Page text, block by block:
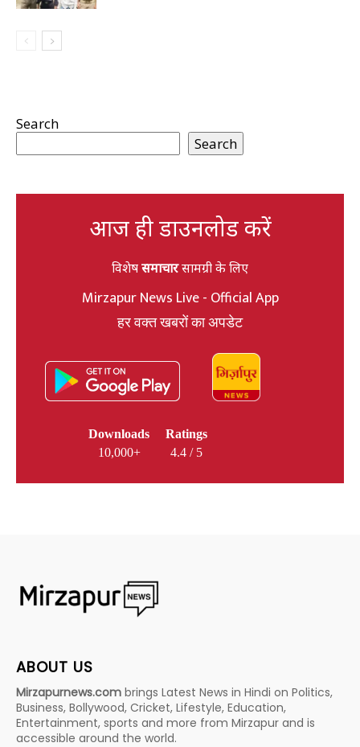
Search
Search
आज ही डाउनलोड करें
विशेषसमाचारसामग्री के लिए
Mirzapur News Live - Official App
हर वक्त खबरों का अपडेट
Downloads
10,000+
Ratings
4.4 / 5
ABOUT US
Mirzapurnews.com brings Latest News in Hindi on Politics,
Business, Bollywood, Cricket, Lifestyle, Education,
Entertainment, sports and more from Mirzapur and is
accessible around the world.